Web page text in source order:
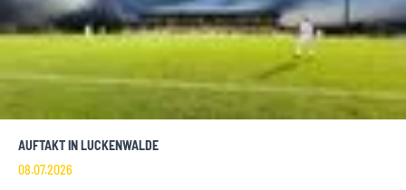
AUFTAKT IN LUCKENWALDE
08.07.2026